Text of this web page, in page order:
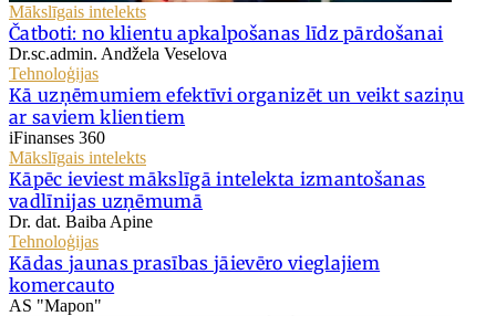
Mākslīgais intelekts
Čatboti: no klientu apkalpošanas līdz pārdošanai
Dr.sc.admin. Andžela Veselova
Tehnoloģijas
Kā uzņēmumiem efektīvi organizēt un veikt saziņu
ar saviem klientiem
iFinanses 360
Mākslīgais intelekts
Kāpēc ieviest mākslīgā intelekta izmantošanas
vadlīnijas uzņēmumā
Dr. dat. Baiba Apine
Tehnoloģijas
Kādas jaunas prasības jāievēro vieglajiem
komercauto
AS "Mapon"